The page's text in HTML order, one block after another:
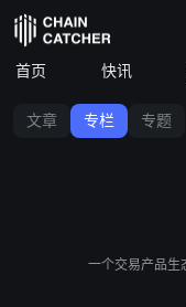
首页 快讯
文章 专栏 专题
一个交易产品生